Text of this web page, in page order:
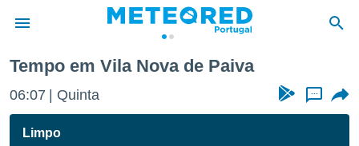
da
foi
Tempo em Vila Nova de Paiva
06:07 Quinta ...
Limpo